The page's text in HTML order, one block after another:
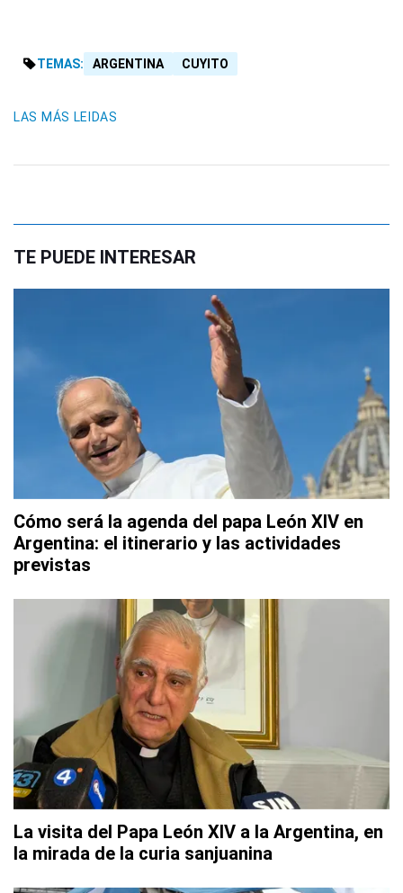
TEMAS: ARGENTINA CUYITO
LAS MÁS LEIDAS
TE PUEDE INTERESAR
Cómo será la agenda del papa León XIV en
Argentina: el itinerario y las actividades
previstas
La visita del Papa León XIV a la Argentina, en
la mirada de la curia sanjuanina